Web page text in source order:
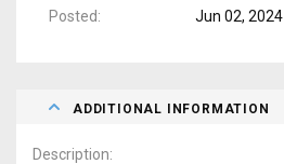
Posted
Jun 02, 2024
ADDITIONAL INFORMATION
Description